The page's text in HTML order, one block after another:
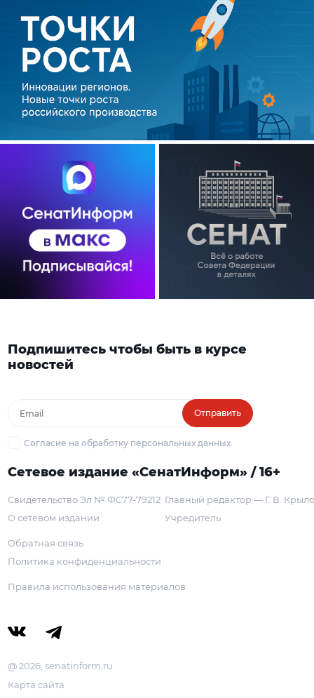
Подпишитесь чтобы быть в курсе
новостей
Отправить
Согласие на обработку персональных данных
Сетевое издание «СенатИнформ» / 16+
Свидетельство Эл № ФС77-79212
О сетевом издании
Главный редактор — Г. В.
Учредитель
Обратная связь
Политика конфиденциальности
Правила использования материалов
@ 2026, senatinform.ru
Карта сайта